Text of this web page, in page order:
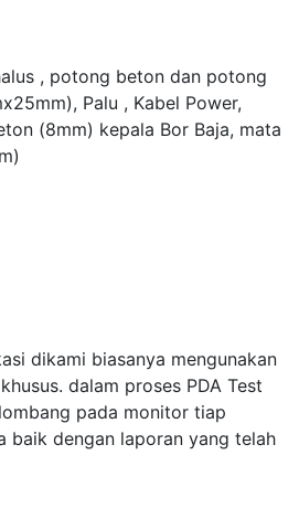
, potong beton dan potong
Palu , Kabel Power,
(8mm) kepala Bor Baja, mata
dikami biasanya mengunakan
dalam proses PDA Test
pada monitor tiap
baik dengan laporan yang telah